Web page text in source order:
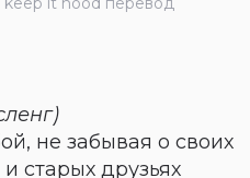
не забывая о своих
старых друзьях